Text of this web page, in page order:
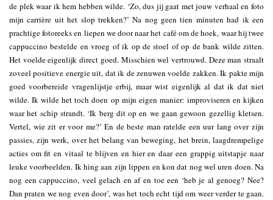
de plek waar ik hem hebben wilde. ‘Zo, dus jij gaat met jouw verhaal en foto
mijn carrière uit het slop trekken?’ Na nog geen tien minuten had ik een
prachtige fotoreeks en liepen we door naar het café om de hoek, waar hij twee
cappuccino bestelde en vroeg of ik op de stoel of op de bank wilde zitten.
Het voelde eigenlijk direct goed. Misschien wel vertrouwd. Deze man straalt
zoveel positieve energie uit, dat ik de zenuwen voelde zakken. Ik pakte mijn
goed voorbereide vragenlijstje erbij, maar wist eigenlijk al dat ik dat niet
wilde. Ik wilde het toch doen op mijn eigen manier: improviseren en kijken
waar het schip strandt. ‘Ik berg dit op en we gaan gewoon gezellig kletsen.
Vertel, wie zit er voor me?’ En de beste man ratelde een uur lang over zijn
passies, zijn werk, over het belang van beweging, het brein, laagdrempelige
acties om fit en vitaal te blijven en hier en daar een grappig uitstapje naar
leuke voorbeelden. Ik hing aan zijn lippen en kon dat nog wel uren doen. Na
nog een cappuccino, veel gelach en af en toe een ‘heb je al genoeg? Nee?
Dan praten we nog even door’, was het toch echt tijd om weer verder te gaan.